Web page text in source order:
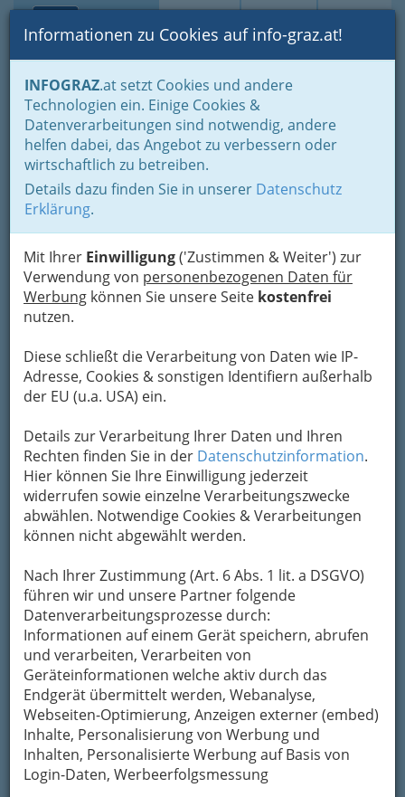
Suche Login Toggle
Informationen zu Cookies auf info-graz.at!
INFOGRAZ.at setzt Cookies und andere
Technologien ein. Einige Cookies &
Datenverarbeitungen sind notwendig, andere
helfen dabei, das Angebot zu verbessern oder
wirtschaftlich zu betreiben.
Details dazu finden Sie in unserer Datenschutz
Erklärung.
Mit Ihrer Einwilligung('Zustimmen & Weiter') zur
Verwendung von personenbezogenen Daten für
Werbung können Sie unsere Seite kostenfrei
nutzen.
Diese schließt die Verarbeitung von Daten wie IP-
Adresse, Cookies & sonstigen Identifiern außerhalb
der EU (u.a. USA) ein.
Details zur Verarbeitung Ihrer Daten und Ihren
Rechten finden Sie in der Datenschutzinformation.
Hier können Sie Ihre Einwilligung jederzeit
widerrufen sowie einzelne Verarbeitungszwecke
abwählen. Notwendige Cookies & Verarbeitungen
können nicht abgewählt werden.
Nach Ihrer Zustimmung (Art. 6 Abs. 1 lit. a DSGVO)
führen wir und unsere Partner folgende
Datenverarbeitungsprozesse durch:
Informationen auf einem Gerät speichern, abrufen
und verarbeiten, Verarbeiten von
Geräteinformationen welche aktiv durch das
Endgerät übermittelt werden, Webanalyse,
Webseiten-Optimierung, Anzeigen externer (embed)
Inhalte, Personalisierung von Werbung und
Inhalten, Personalisierte Werbung auf Basis von
Login-Daten, Werbeerfolgsmessung
Home Branchen
Franz Steinberger
Buschenschank Messner
Kirchberg 60, 8591 Maria Lankowitz
+43 3144 2877
+43 676 333 5556
Karte
Adresse mit Google Maps anschauen
Die wichtigsten Kategorien